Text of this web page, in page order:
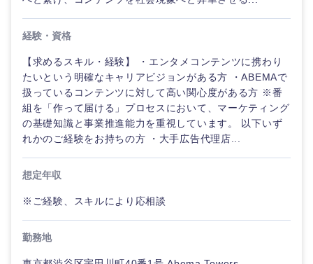
経験・資格
【求めるスキル・経験】 ・エンタメコンテンツに携わり
たいという明確なキャリアビジョンがある方 ・ABEMAで
扱っているコンテンツに対して高い関心度がある方 ※番
組を「作って届ける」プロセスにおいて、マーケティング
の基礎知識と事業推進能力を重視しています。 以下いず
れかのご経験をお持ちの方 ・大手広告代理店...
想定年収
※ご経験、スキルにより応相談
勤務地